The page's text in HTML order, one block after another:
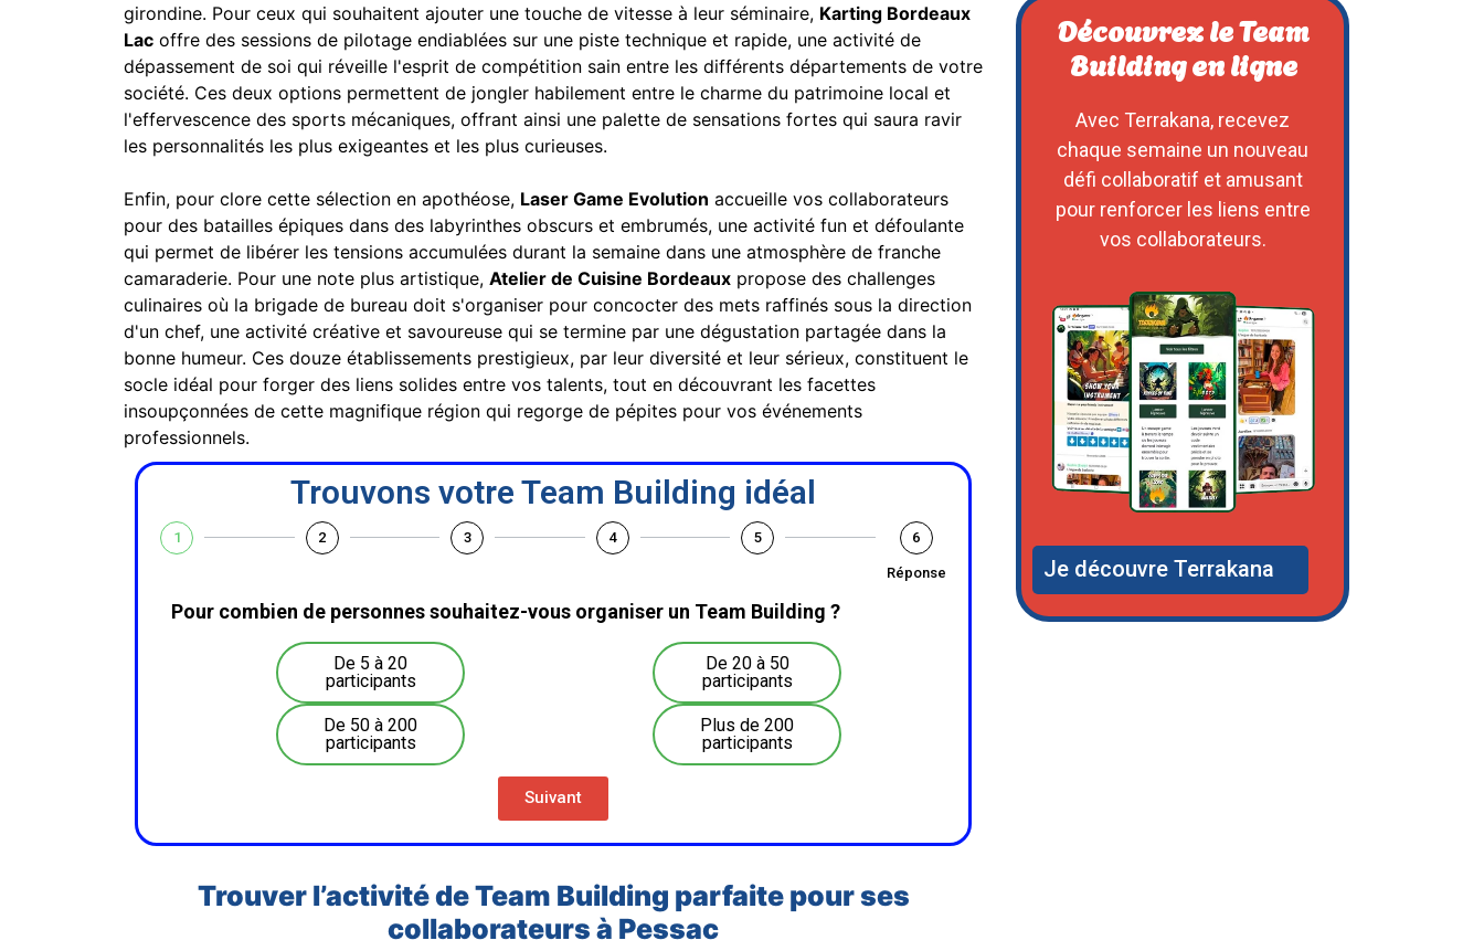
girondine. Pour ceux qui souhaitent ajouter une touche de vitesse à leur séminaire, Karting Bordeaux
Lac offre des sessions de pilotage endiablées sur une piste technique et rapide, une activité de
dépassement de soi qui réveille l'esprit de compétition sain entre les différents départements de votre
société. Ces deux options permettent de jongler habilement entre le charme du patrimoine local et
l'effervescence des sports mécaniques, offrant ainsi une palette de sensations fortes qui saura ravir
les personnalités les plus exigeantes et les plus curieuses.
Enfin, pour clore cette sélection en apothéose, Laser Game Evolution accueille vos collaborateurs
pour des batailles épiques dans des labyrinthes obscurs et embrumés, une activité fun et défoulante
qui permet de libérer les tensions accumulées durant la semaine dans une atmosphère de franche
camaraderie. Pour une note plus artistique, Atelier de Cuisine Bordeaux propose des challenges
culinaires où la brigade de bureau doit s'organiser pour concocter des mets raffinés sous la direction
d'un chef, une activité créative et savoureuse qui se termine par une dégustation partagée dans la
bonne humeur. Ces douze établissements prestigieux, par leur diversité et leur sérieux, constituent le
socle idéal pour forger des liens solides entre vos talents, tout en découvrant les facettes
insoupçonnées de cette magnifique région qui regorge de pépites pour vos événements
professionnels.
Trouvons votre Team Building idéal
1 2 3 4 5 6
Réponse
Pour combien de personnes souhaitez-vous organiser un Team Building ?
De 5 à 20
participants
De 20 à 50
participants
De 50 à 200
participants
Plus de 200
participants
Suivant
Trouver l’activité de Team Building parfaite pour ses
collaborateurs à Pessac
Découvrez le Team
Building en ligne
Avec Terrakana, recevez
chaque semaine un nouveau
défi collaboratif et amusant
pour renforcer les liens entre
vos collaborateurs.
Je découvre Terrakana